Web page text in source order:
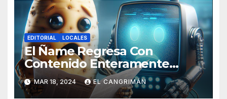
EDITORIAL LOCALES
El Ñame Regresa Con
Contenido Enteramente
Generado Por Inteligencia
Artificial
MAR 18, 2024 EL CANGRIMÁN